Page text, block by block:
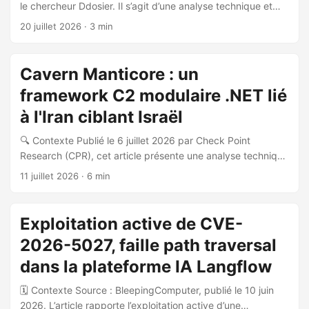
d’attribution directe à un groupe nommé. ...
le chercheur Ddosier. Il s’agit d’une analyse technique et
d’ingénierie de détection portant sur la famille de
2025. 🧠 Invariant comportemental central L’auteur identifie
un invariant comportemental structurel unique commun à
toutes les variantes ClickFix (Classic, CrashFix, FileFix, AI-
Fix, TerminalFix, Screen-Fix) sur les trois systèmes
d’exploitation majeurs : ...
20 juillet 2026 · 3 min
Cavern Manticore : un
framework C2 modulaire .NET lié
à l'Iran ciblant Israël
🔍 Contexte Publié le 6 juillet 2026 par Check Point
Research (CPR), cet article présente une analyse technique
approfondie de Cavern Manticore, un acteur de menace à
présente des chevauchements techniques avec
MuddyWater et Lyceum (sous-groupe d’OilRig). 🎯
Victimologie et objectifs Cavern Manticore cible
principalement des organisations israéliennes, avec un
focus sur les secteurs gouvernemental et IT. L’acteur
exploite les chaînes de sous-traitance IT : il compromet
11 juillet 2026 · 6 min
Exploitation active de CVE-
2026-5027, faille path traversal
dans la plateforme IA Langflow
🗓️ Contexte Source : BleepingComputer, publié le 10 juin
2026. L’article rapporte l’exploitation active d’une